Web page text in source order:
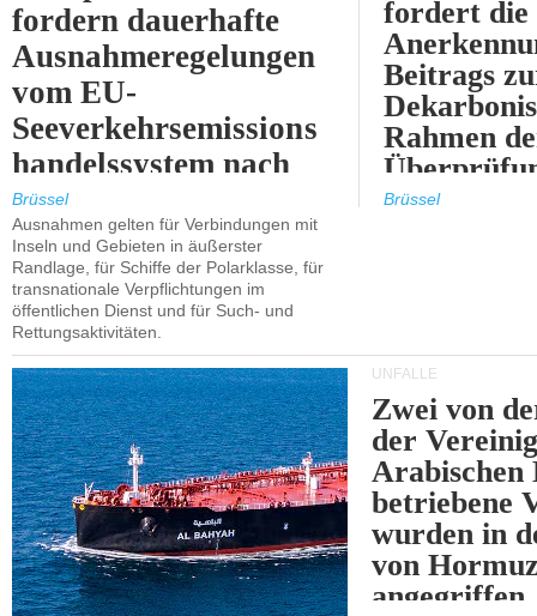
fordern dauerhafte
Ausnahmeregelungen
vom EU-
Seeverkehrsemissions
handelssystem nach
2030.
Brüssel
Ausnahmen gelten für Verbindungen mit
Inseln und Gebieten in äußerster
Randlage, für Schiffe der Polarklasse, für
transnationale Verpflichtungen im
öffentlichen Dienst und für Such- und
Rettungsaktivitäten.
fordert die
Beitrags
Rahmen
ETS.
Brüssel
UNFÄLLE
Zwei von
der
Arabischen
betriebene
wurden in
von
angegriffen.